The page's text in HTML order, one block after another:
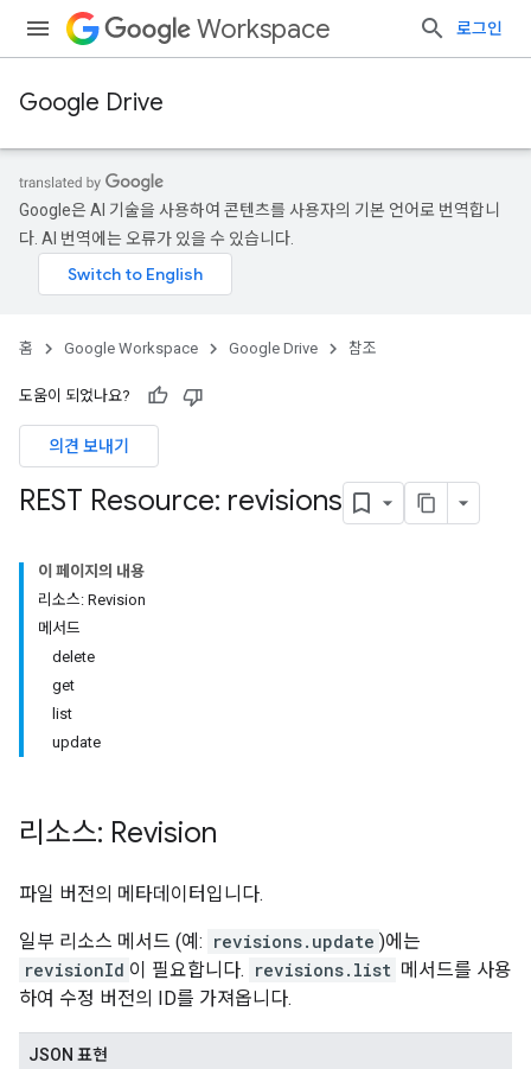
Workspace 로그인
Google Drive
Google은 AI 기술을 사용하여 콘텐츠를 사용자의 기본 언어로 번역합니
다. AI 번역에는 오류가 있을 수 있습니다.
홈 Google Workspace Google Drive 참조
도움이 되었나요?
의견 보내기
REST Resource: revisions
이 페이지의 내용
리소스: Revision
메서드
delete
get
list
update
리소스: Revision
파일 버전의 메타데이터입니다.
일부 리소스 메서드 (예: revisions.update )에는
revisionId 이 필요합니다. revisions.list 메서드를 사용
하여 수정 버전의 ID를 가져옵니다.
JSON 표현